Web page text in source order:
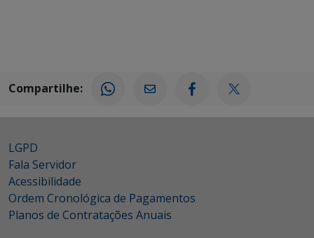
Compartilhe:
LGPD
Fala Servidor
Acessibilidade
Ordem Cronológica de Pagamentos
Planos de Contratações Anuais